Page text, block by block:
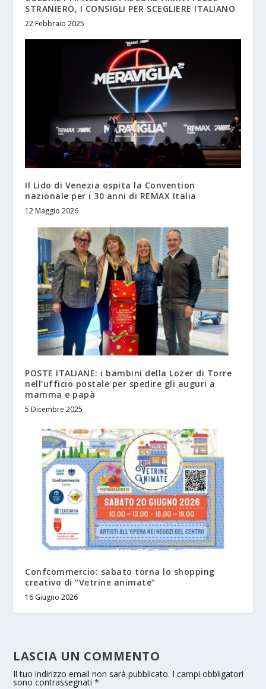
STRANIERO, I CONSIGLI PER SCEGLIERE ITALIANO
22 Febbraio 2025
Il Lido di Venezia ospita la Convention
nazionale per i 30 anni di REMAX Italia
12 Maggio 2026
POSTE ITALIANE: i bambini della Lozer di Torre
nell’ufficio postale per spedire gli auguri a
mamma e papà
5 Dicembre 2025
Confcommercio: sabato torna lo shopping
creativo di “Vetrine animate”
16 Giugno 2026
LASCIA UN COMMENTO
Il tuo indirizzo email non sarà pubblicato. I campi obbligatori
sono contrassegnati*